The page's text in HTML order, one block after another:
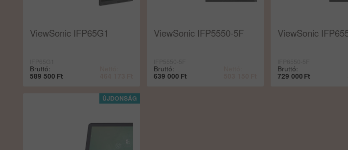
ViewSonic IFP65G1
Bruttó:
589 500 Ft
ViewSonic IFP5550-5F
Bruttó:
639 000 Ft
ViewSonic
Bruttó:
729 000 Ft